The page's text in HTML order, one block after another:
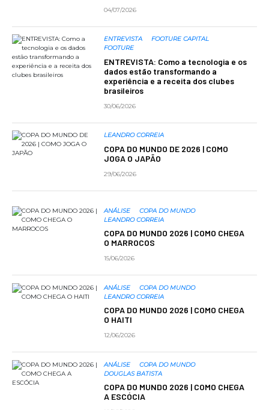
04/07/2026
ENTREVISTA
FOOTURE CAPITAL
FOOTURE
ENTREVISTA: Como a tecnologia e os
dados estão transformando a
experiência e a receita dos clubes
brasileiros
30/06/2026
LEANDRO CORREIA
COPA DO MUNDO DE 2026 | COMO
JOGA O JAPÃO
29/06/2026
ANÁLISE
COPA DO MUNDO
LEANDRO CORREIA
COPA DO MUNDO 2026 | COMO CHEGA
O MARROCOS
15/06/2026
ANÁLISE
COPA DO MUNDO
LEANDRO CORREIA
COPA DO MUNDO 2026 | COMO CHEGA
O HAITI
12/06/2026
ANÁLISE
COPA DO MUNDO
DOUGLAS BATISTA
COPA DO MUNDO 2026 | COMO CHEGA
A ESCÓCIA